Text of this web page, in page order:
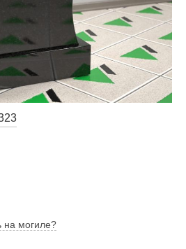
на могиле?